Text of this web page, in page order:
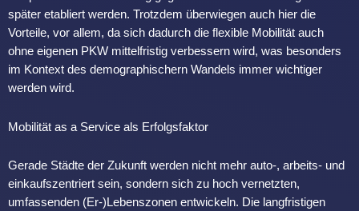
später etabliert werden. Trotzdem überwiegen auch hier die
Vorteile, vor allem, da sich dadurch die flexible Mobilität auch
ohne eigenen PKW mittelfristig verbessern wird, was besonders
im Kontext des demographischern Wandels immer wichtiger
werden wird.
Mobilität as a Service als Erfolgsfaktor
Gerade Städte der Zukunft werden nicht mehr auto-, arbeits- und
einkaufszentriert sein, sondern sich zu hoch vernetzten,
umfassenden (Er-)Lebenszonen entwickeln. Die langfristigen